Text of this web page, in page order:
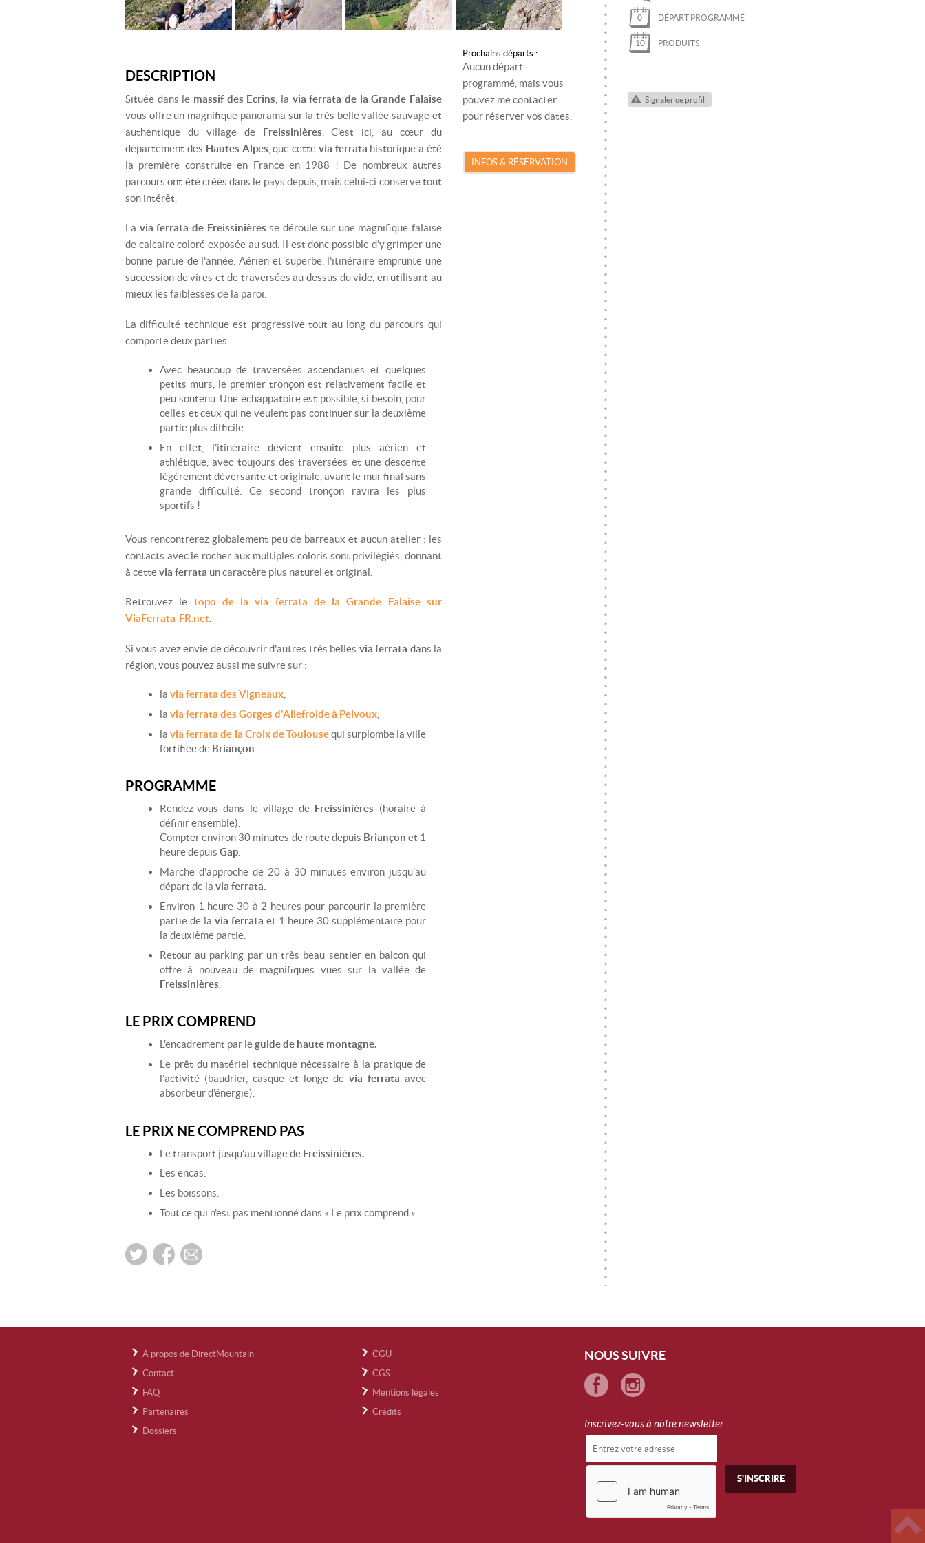
SKI DE RANDONNÉE
TRAIL
VTT
VIA FERRATA
MONITEUR SKI/SNOWBOARD
MONITEUR SPÉLÉOLOGIE
RAQUETTES
SKI DE RANDONNÉE
SNOWKITE
SPÉLÉOLOGIE
TRAIL
VTT
VIA FERRATA
DESCRIPTION
Située dans le massif des Écrins , la via ferrata de la Grande Falaise
vous offre un magnifique panorama sur la très belle vallée sauvage et
authentique du village de Freissinières . C'est ici, au cœur du
département des Hautes-Alpes , que cette via ferrata historique a été
la première construite en France en 1988 ! De nombreux autres
parcours ont été créés dans le pays depuis, mais celui-ci conserve tout
son intérêt.
La via ferrata de Freissinières se déroule sur une magnifique falaise
de calcaire coloré exposée au sud. Il est donc possible d'y grimper une
bonne partie de l'année. Aérien et superbe, l'itinéraire emprunte une
succession de vires et de traversées au dessus du vide, en utilisant au
mieux les faiblesses de la paroi.
La difficulté technique est progressive tout au long du parcours qui
comporte deux parties :
Avec beaucoup de traversées ascendantes et quelques
petits murs, le premier tronçon est relativement facile et
peu soutenu. Une échappatoire est possible, si besoin, pour
celles et ceux qui ne veulent pas continuer sur la deuxième
partie plus difficile.
En effet, l'itinéraire devient ensuite plus aérien et
athlétique, avec toujours des traversées et une descente
légèrement déversante et originale, avant le mur final sans
grande difficulté. Ce second tronçon ravira les plus
sportifs !
Vous rencontrerez globalement peu de barreaux et aucun atelier : les
contacts avec le rocher aux multiples coloris sont privilégiés, donnant
à cettevia ferrata un caractère plus naturel et original.
Retrouvez le topo de la via ferrata de la Grande Falaise sur
ViaFerrata-FR.net.
Si vous avez envie de découvrir d'autres très belles via ferrata dans la
région, vous pouvez aussi me suivre sur :
la via ferrata des Vigneaux,
la via ferrata des Gorges d'Ailefroide à Pelvoux,
lavia ferrata de la Croix de Toulousequi surplombe la ville
fortifiée de Briançon
PROGRAMME
Rendez-vous dans le village de Freissinières (horaire à
définir ensemble).
Compter environ 30 minutes de route depuis Briançonet 1
heure depuis Gap.
Marche d'approche de 20 à 30 minutes environ jusqu'au
départ de la via ferrata.
Environ 1 heure 30 à 2 heures pour parcourir la première
partie de la via ferrata et 1 heure 30 supplémentaire pour
la deuxième partie.
Retour au parking par un très beau sentier en balcon qui
offre à nouveau de magnifiques vues sur la vallée de
Freissinières
LE PRIX COMPREND
L'encadrement par leguide de haute montagne.
Le prêt du matériel technique nécessaire à la pratique de
l'activité (baudrier, casque et longe de via ferrata avec
absorbeur d'énergie).
LE PRIX NE COMPREND PAS
Le transport jusqu'au village de Freissinières.
Les encas.
Les boissons.
Tout ce qui n'est pas mentionné dans « Le prix comprend ».
Prochains départs :
Aucun départ
programmé, mais vous
pouvez me contacter
pour réserver vos dates.
INFOS & RÉSERVATION
0 DÉPART PROGRAMMÉ
10 PRODUITS
Signaler ce profil
A propos de DirectMountain
Contact
FAQ
Partenaires
Dossiers
CGU
CGS
Mentions légales
Crédits
NOUS SUIVRE
Inscrivez-vous à notre newsletter
S'INSCRIRE